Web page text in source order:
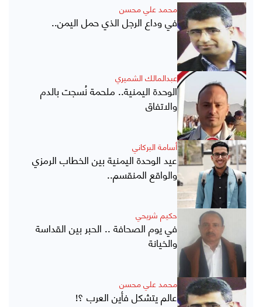
محمد علي محسن
في وداع الرجل الذي حمل اليمن..
عبدالمالك الشميري
الوحدة اليمنية.. ملحمة نُسجت بالدم
والاتفاق
أسامة البركاني
عيد الوحدة اليمنية بين الخطاب الرمزي
والواقع المنقسم..
حكيم شريحي
في يوم الصحافة .. الحبر بين القداسة
والخيانة
محمد علي محسن
عالم يتشكل فأين العرب ؟!